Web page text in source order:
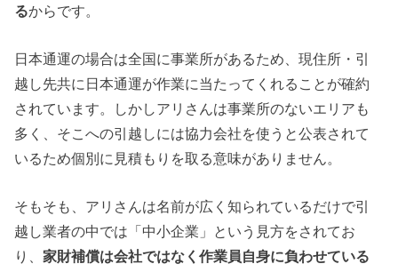
るからです。
日本通運の場合は全国に事業所があるため、現住所・引
越し先共に日本通運が作業に当たってくれることが確約
されています。しかしアリさんは事業所のないエリアも
多く、そこへの引越しには協力会社を使うと公表されて
いるため個別に見積もりを取る意味がありません。
そもそも、アリさんは名前が広く知られているだけで引
越し業者の中では「中小企業」という見方をされてお
り、家財補償は会社ではなく作業員自身に負わせている